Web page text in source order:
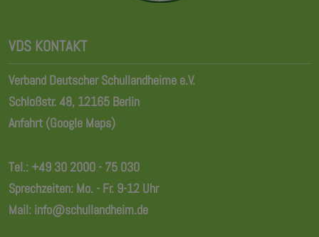
VDS KONTAKT
Verband Deutscher Schullandheime e.V.
Schloßstr. 48, 12165 Berlin
Anfahrt (Google Maps)
Tel.:+49 30 2000 - 75 030
Sprechzeiten: Mo. - Fr. 9-12 Uhr
Mail: info@schullandheim.de